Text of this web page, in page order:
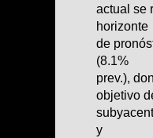
actual se
horizonte
de
(8.1%
prev.),
objetivo
y